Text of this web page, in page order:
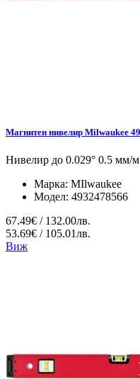
Магнитен нивелир Milwaukee
Нивелир до 0.029° 0.5 мм/м
Марка: MIlwaukee
Модел: 4932478566
67.49€ / 132.00лв.
53.69€ / 105.01лв.
Виж